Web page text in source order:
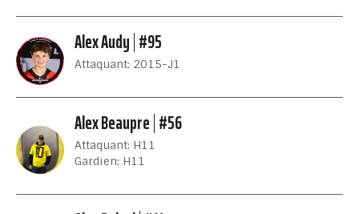
Alex Audy #95
Attaquant: 2015-J1
Alex Beaupre #56
Attaquant: H11
Gardien: H11